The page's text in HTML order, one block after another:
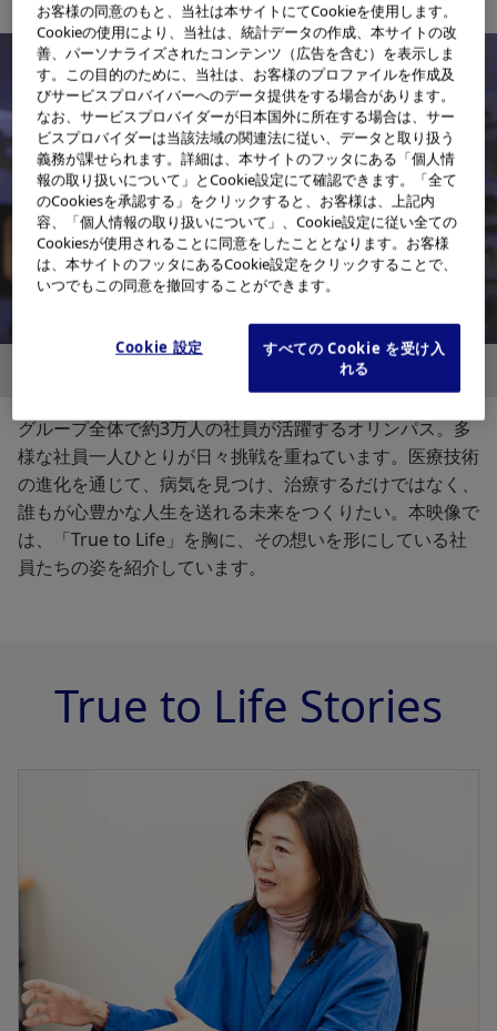
グループ全体で約3万人の社員が活躍するオリンパス。多
様な社員一人ひとりが日々挑戦を重ねています。医療技術
の進化を通じて、病気を見つけ、治療するだけではなく、
誰もが心豊かな人生を送れる未来をつくりたい。本映像で
は、「True to Life」を胸に、その想いを形にしている社
員たちの姿を紹介しています。
True to Life Stories
お客様の同意のもと、当社は本サイトにてCookieを使用します。
Cookieの使用により、当社は、統計データの作成、本サイトの改
善、パーソナライズされたコンテンツ（広告を含む）を表示しま
す。この目的のために、当社は、お客様のプロファイルを作成及
びサービスプロバイバーへのデータ提供をする場合があります。
なお、サービスプロバイダーが日本国外に所在する場合は、サー
ビスプロバイダーは当該法域の関連法に従い、データと取り扱う
義務が課せられます。詳細は、本サイトのフッタにある「個人情
報の取り扱いについて」とCookie設定にて確認できます。「全て
のCookiesを承認する」をクリックすると、お客様は、上記内
容、「個人情報の取り扱いについて」、Cookie設定に従い全ての
Cookiesが使用されることに同意をしたこととなります。お客様
は、本サイトのフッタにあるCookie設定をクリックすることで、
いつでもこの同意を撤回することができます。
Cookie 設定
すべての Cookie を受け入
れる